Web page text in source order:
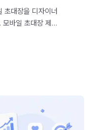
초대장을 디자이너
바일 초대장 제작